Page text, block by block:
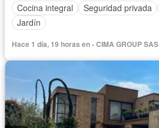
Cocina integral
Seguridad privada
Jardín
Hace 1 día, 19 horas en - CIMA GROUP SAS